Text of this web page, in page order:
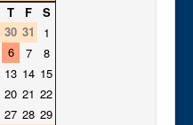
T F
S
30 31
1
6 7
8
13 14 15
20 21 22
27 28 29